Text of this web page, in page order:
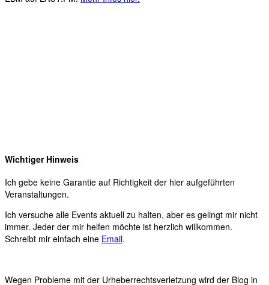
Wichtiger Hinweis
Ich gebe keine Garantie auf Richtigkeit der hier aufgeführten
Veranstaltungen.
Ich versuche alle Events aktuell zu halten, aber es gelingt mir nicht
immer. Jeder der mir helfen möchte ist herzlich willkommen.
Schreibt mir einfach eine Email.
Wegen Probleme mit der Urheberrechtsverletzung wird der Blog in